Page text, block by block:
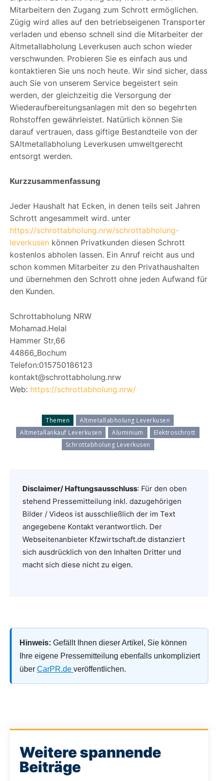
Mitarbeitern den Zugang zum Schrott ermöglichen.
Zügig wird alles auf den betriebseigenen Transporter
verladen und ebenso schnell sind die Mitarbeiter der
Altmetallabholung Leverkusen auch schon wieder
verschwunden. Probieren Sie es einfach aus und
kontaktieren Sie uns noch heute. Wir sind sicher, dass
auch Sie von unserem Service begeistert sein
werden, der gleichzeitig die Versorgung der
Wiederaufbereitungsanlagen mit den so begehrten
Rohstoffen gewährleistet. Natürlich können Sie
darauf vertrauen, dass giftige Bestandteile von der
SAltmetallabholung Leverkusen umweltgerecht
entsorgt werden.
Kurzzusammenfassung
Jeder Haushalt hat Ecken, in denen teils seit Jahren
Schrott angesammelt wird. unter
https://schrottabholung.nrw/schrottabholung-
leverkusen können Privatkunden diesen Schrott
kostenlos abholen lassen. Ein Anruf reicht aus und
schon kommen Mitarbeiter zu den Privathaushalten
und übernehmen den Schrott ohne jeden Aufwand für
den Kunden.
Schrottabholung NRW
Mohamad.Helal
Hammer Str,66
44866_Bochum
Telefon:015750186123
kontakt@schrottabholung.nrw
Web: https://schrottabholung.nrw/
Themen
Altmetallabholung Leverkusen
Altmetallankauf Leverkusen
Aluminium
Elektroschrott
Schrottabholung Leverkusen
Disclaimer/ Haftungsausschluss: Für den oben
stehend Pressemitteilung inkl. dazugehörigen
Bilder / Videos ist ausschließlich der im Text
angegebene Kontakt verantwortlich. Der
Webseitenanbieter Kfzwirtschaft.de distanziert
sich ausdrücklich von den Inhalten Dritter und
macht sich diese nicht zu eigen.
Hinweis: Gefällt Ihnen dieser Artikel, Sie können
Ihre eigene Pressemitteilung ebenfalls unkompliziert
über CarPR.de veröffentlichen.
Weitere spannende
Beiträge